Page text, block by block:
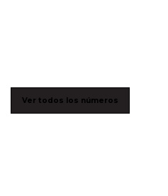
Ver todos los números